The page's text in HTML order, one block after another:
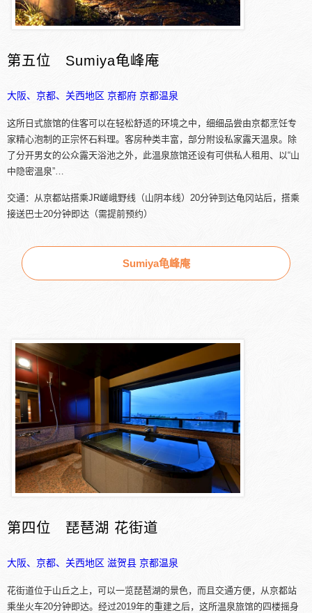
第五位 Sumiya龟峰庵
大阪、京都、关西地区 京都府 京都温泉
这所日式旅馆的住客可以在轻松舒适的环境之中，细细品尝由京都烹饪专
家精心泡制的正宗怀石料理。客房种类丰富，部分附设私家露天温泉。除
了分开男女的公众露天浴池之外，此温泉旅馆还设有可供私人租用、以“山
中隐密温泉”…
交通：从京都站搭乘JR嵯峨野线（山阴本线）20分钟到达龟冈站后，搭乘
接送巴士20分钟即达（需提前预约）
Sumiya龟峰庵
第四位 琵琶湖 花街道
大阪、京都、关西地区 滋贺县 京都温泉
花街道位于山丘之上，可以一览琵琶湖的景色，而且交通方便，从京都站
乘坐火车20分钟即达。经过2019年的重建之后，这所温泉旅馆的四楼摇身